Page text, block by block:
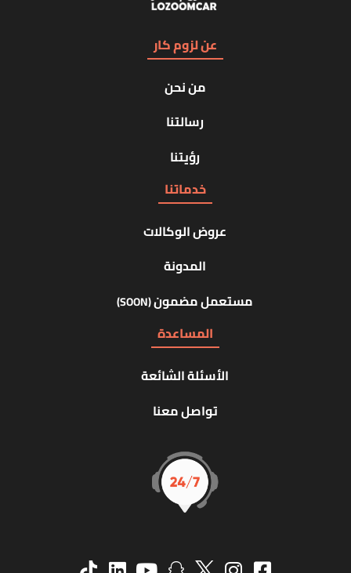
عن لزوم كار
من نحن
رسالتنا
رؤيتنا
خدماتنا
عروض الوكالات
المدونة
مستعمل مضمون(SOON)
المساعدة
الأسئلة الشائعة
تواصل معنا